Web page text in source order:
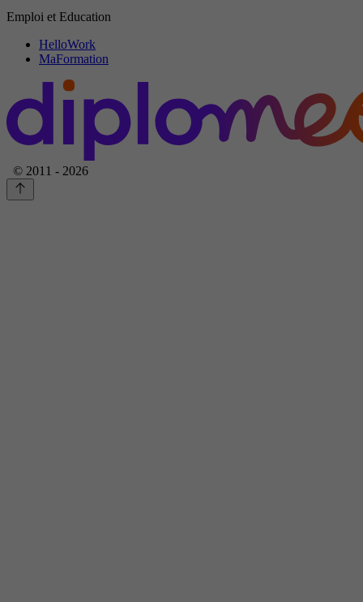
Emploi et Education
HelloWork
MaFormation
© 2011 - 2026